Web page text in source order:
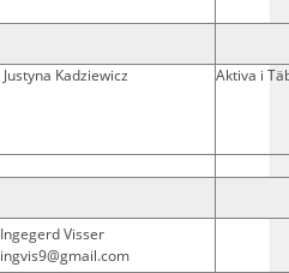
Justyna Kadziewicz Aktiva i
Ingegerd Visser
ingvis9@gmail.com